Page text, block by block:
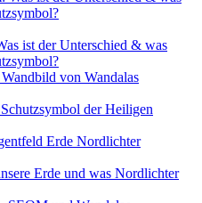
ist der Unterschied & was
der Heiligen
Erde und was Nordlichter